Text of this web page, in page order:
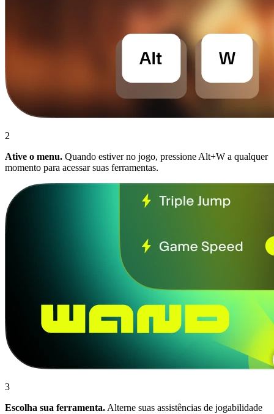
2
Ative o menu. Quando estiver no jogo, pressione Alt+W a qualquer
momento para acessar suas ferramentas.
3
Escolha sua ferramenta. Alterne suas assistências de jogabilidade